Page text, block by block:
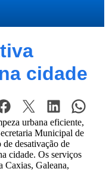
cidade
urbana eficiente,
Municipal de
desativação de
cidade. Os serviços
Caxias, Galeana,